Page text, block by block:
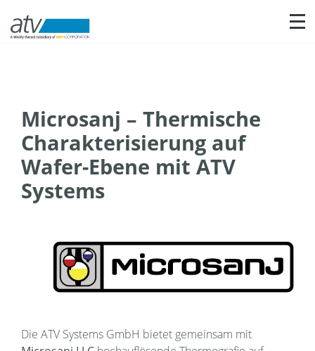
Microsanj – Thermische
Charakterisierung auf
Wafer-Ebene mit ATV
Systems
Die ATV Systems GmbH bietet gemeinsam mit